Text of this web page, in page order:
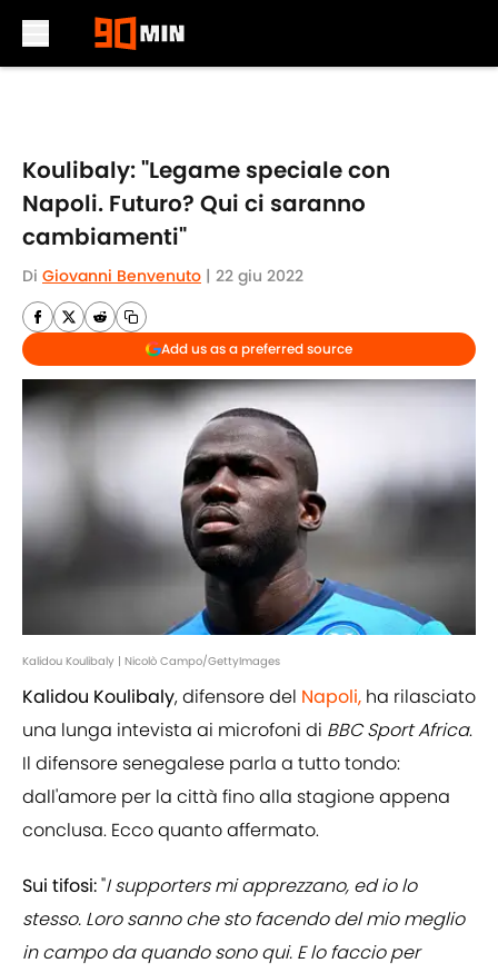
Koulibaly: "Legame speciale con
Napoli. Futuro? Qui ci saranno
cambiamenti"
Di Giovanni Benvenuto | 22 giu 2022
Add us as a preferred source
Kalidou Koulibaly | Nicolò Campo/GettyImages
Kalidou Koulibaly, difensore del Napoli, ha rilasciato
una lunga intevista ai microfoni di BBC Sport Africa.
Il difensore senegalese parla a tutto tondo:
dall'amore per la città fino alla stagione appena
conclusa. Ecco quanto affermato.
Sui tifosi:"I supporters mi apprezzano, ed io lo
stesso. Loro sanno che sto facendo del mio meglio
in campo da quando sono qui. E lo faccio per